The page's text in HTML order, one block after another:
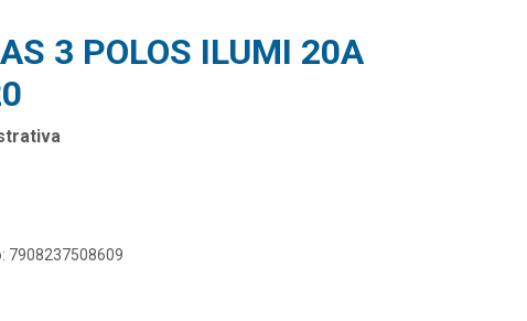
3 POLOS ILUMI 20A
7908237508609